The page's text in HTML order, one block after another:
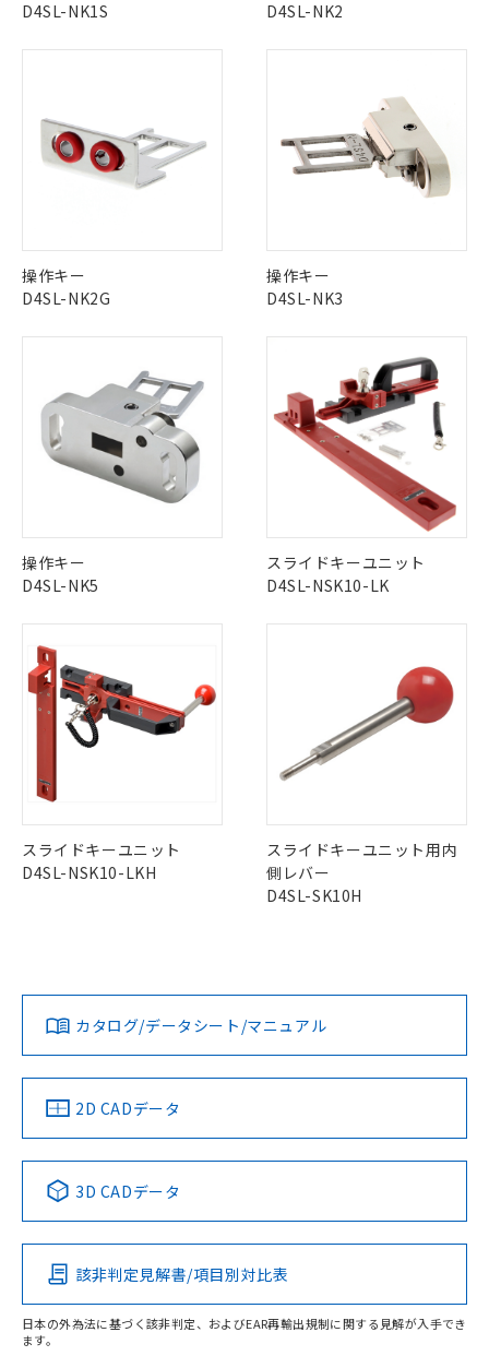
D4SL-NK1S D4SL-NK2
操作キー
D4SL-NK2G
操作キー
D4SL-NK3
操作キー
D4SL-NK5
スライドキーユニット
D4SL-NSK10-LK
スライドキーユニット
D4SL-NSK10-LKH
スライドキーユニット用内
側レバー
D4SL-SK10H
カタログ/データシート/マニュアル
2D CADデータ
3D CADデータ
該非判定見解書/項目別対比表
日本の外為法に基づく該非判定、およびEAR再輸出規制に関する見解が入手でき
ます。
覧された時点での実際の在庫および標
様のお取引先、またはお客様担当のオ
ムロン制御機器販売店・当社販売員に
ご相談ください。
オムロン制御機器販売店や当社販売拠
在庫状況および標準価格結果を当社の
事前の承諾なく第三者に漏洩または開
示しないようお願いします。
ビス）をご利用いただくには、I-Web
メンバーズにご登録されている必要が
あります。
お客様が当ウェブサイト上で当社にご
登録された部品リストについて、当社
および当社の共同利用者が、当社の製
品・サービスに関するお客様との取
引・商談に必要な範囲で利用すること
の共同利用に関して"
の「1.共同利
用者の範囲」に記載されている法人を
ミウム(Cd) 100ppm以下、
類(PBB) 1000ppm以下、ポリ臭化ジフェニルエーテル類
ルベンジル（BBP） 1000ppm以下、フタル酸ジブチル
（DBP） 1000ppm以下、フタル酸ジイソブチル
(DIBP) 1000ppm以下
但し、RoHS指令で産業用監視および制御機器に対する
適用除外項目は除く。
フタル酸エステル類の４物質については閾値を超える意
部品在庫の切り替え状況などにより、予定
※3 非含有証明書ダウンロード
下記の非含有証明書をダウンロードするこ
とができます。
EU RoHS指令（10物質）の非含有証明書
51物質の非含有証明書（当社基準）
※本証明書は発行日時点で非含有を証明す
ものではありません。
物質の対応では、対応完了までの期間は出
荷製品に未対応品が混在することから備考
欄に対応日を記載しておりました。
既に当社にて対応品への在庫切替を完了
していることから、特段のことがない限
*中国RoHS10物質の基準値 (GB/T26572)：
Pb(鉛) :1000ppm、 Hg(水銀) : 1000ppm、 Cd(カドミウ
Cr(Ⅵ)(六価クロム) : 1000ppm、 PBBs(ポリ臭化ビフェ
DBP(フタル酸ジブチル) : 1000ppm、 DIBP(フタル酸ジ
イソブチル) : 1000ppm、 BBP(フタル酸ブチルベンジ
ル) : 1000ppm、
DEHP(フタル酸ビス(2-エチルヘキシル)) : 1000ppm
準値以下であることを示します。
「10」：通常の使用状況下において有害物
「－」：未確認です。当社販売部門へお問
い合わせください。
国政府の輸出許可(または役務取引許
全に破砕するなど、違法に輸出されな
いよう必要な手段を講じます。
当社は貴社製品を、核兵器、ミサイ
ル、化学兵器、生物兵器またはその他
武器並びにこれらの製造装置等に一切
場合は、上記1、2および3の内容を当
該第三者に通知します。また当社は、
販売先および販売に係わる関係者が違
法に輸出するおそれがある場合は、取
合意する キャンセル
号
一定数には満たないが在庫あり
－
在庫なし(最新の在庫状況につ
機器販売店・当社販売員にご確
白
情報を公開していない機種